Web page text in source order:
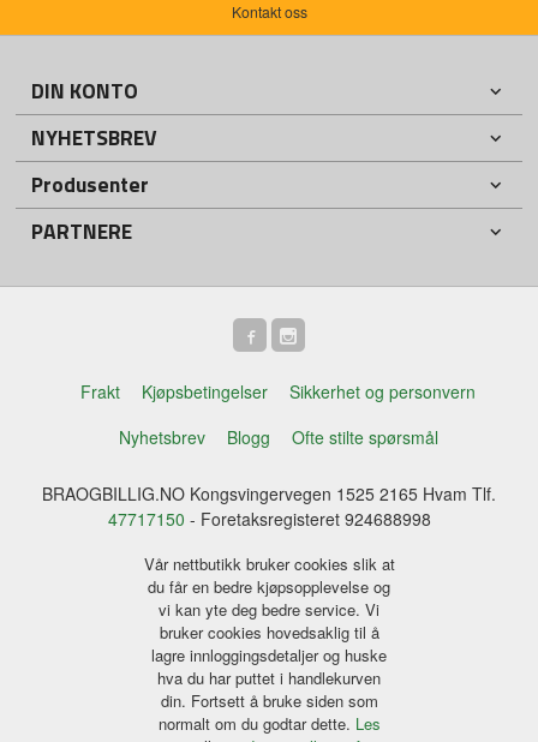
Kontakt oss
DIN KONTO
NYHETSBREV
Produsenter
PARTNERE
Frakt Kjøpsbetingelser
Sikkerhet og personvern
Nyhetsbrev
Blogg Ofte stilte spørsmål
BRAOGBILLIG.NO Kongsvingervegen 1525 2165 Hvam Tlf.
47717150 - Foretaksregisteret 924688998
Vår nettbutikk bruker cookies slik at
du får en bedre kjøpsopplevelse og
vi kan yte deg bedre service. Vi
bruker cookies hovedsaklig til å
lagre innloggingsdetaljer og huske
hva du har puttet i handlekurven
din. Fortsett å bruke siden som
normalt om du godtar dette. Les